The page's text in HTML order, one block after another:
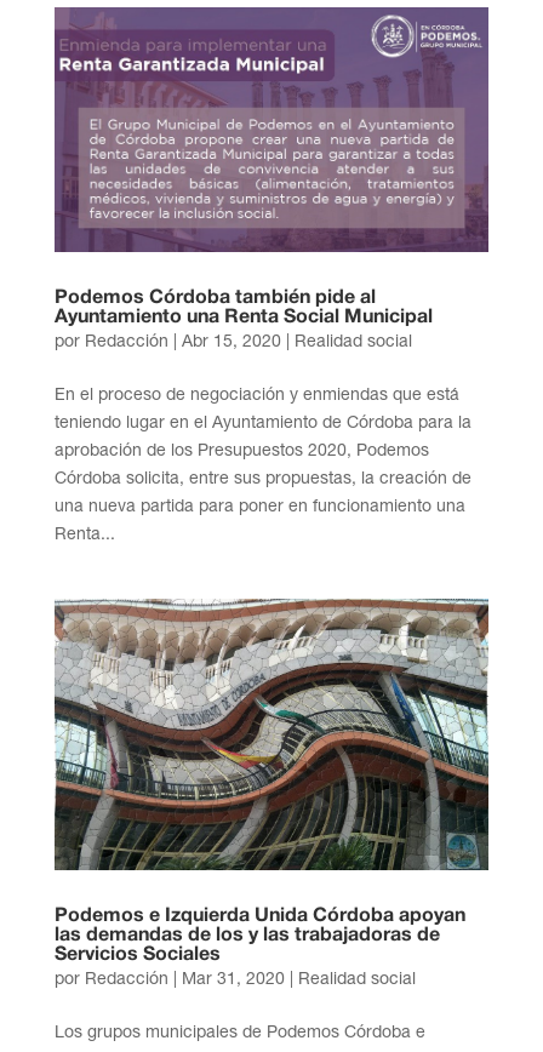
Podemos Córdoba también pide al
Ayuntamiento una Renta Social Municipal
por Redacción | Abr 15, 2020| Realidad social
En el proceso de negociación y enmiendas que está
teniendo lugar en el Ayuntamiento de Córdoba para la
aprobación de los Presupuestos 2020, Podemos
Córdoba solicita, entre sus propuestas, la creación de
una nueva partida para poner en funcionamiento una
Renta...
Podemos e Izquierda Unida Córdoba apoyan
las demandas de los y las trabajadoras de
Servicios Sociales
por Redacción | Mar 31, 2020| Realidad social
Los grupos municipales de Podemos Córdoba e